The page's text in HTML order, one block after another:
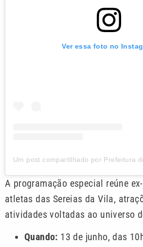
Ver essa foto no
A programação especial reúne
atletas das Sereias da Vila,
atividades voltadas ao universo
Quando: 13 de junho, das